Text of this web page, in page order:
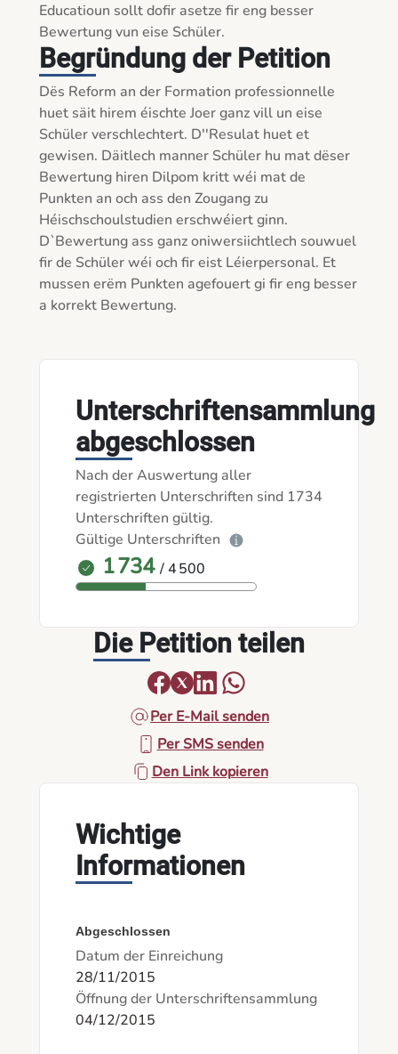
Educatioun sollt dofir asetze fir eng besser
Begründung der Petition
Dës Reform an der Formation professionnelle
huet säit hirem éischte Joer ganz vill un eise
Schüler verschlechtert. D''Resulat huet et
gewisen. Däitlech manner Schüler hu mat dëser
Bewertung hiren Dilpom kritt wéi mat de
Punkten an och ass den Zougang zu
Héischschoulstudien erschwéiert ginn.
D`Bewertung ass ganz oniwersiichtlech souwuel
fir de Schüler wéi och fir eist Léierpersonal. Et
mussen erëm Punkten agefouert gi fir eng besser
a korrekt Bewertung.
Unterschriftensammlung
abgeschlossen
Nach der Auswertung aller
registrierten Unterschriften sind 1734
Unterschriften gültig.
Gültige Unterschriften
1 734 / 4 500
Die Petition teilen
Per E-Mail senden
Per SMS senden
Den Link kopieren
Wichtige
Informationen
Abgeschlossen
Datum der Einreichung
28/11/2015
Öffnung der Unterschriftensammlung
04/12/2015